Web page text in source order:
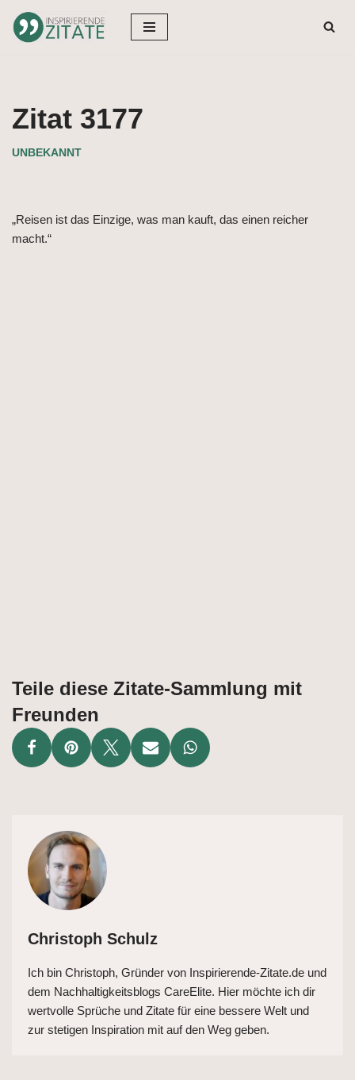
Zum
Zitat 3177
UNBEKANNT
„Reisen ist das Einzige, was man kauft, das einen reicher
macht.“
Teile diese Zitate-Sammlung mit
Freunden
Christoph Schulz
Ich bin Christoph, Gründer von Inspirierende-Zitate.de und
dem Nachhaltigkeitsblogs CareElite. Hier möchte ich dir
wertvolle Sprüche und Zitate für eine bessere Welt und
zur stetigen Inspiration mit auf den Weg geben.